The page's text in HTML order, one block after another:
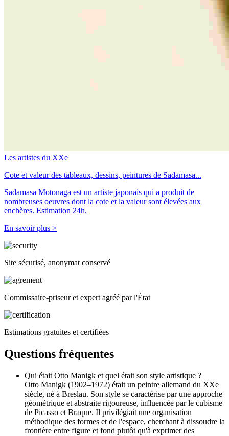
Les artistes du XXe
Cote et valeur des tableaux, dessins, peintures de Sadamasa...
Sadamasa Motonaga est un artiste japonais qui a produit de
nombreuses oeuvres dont la cote et la valeur sont élevées aux
enchères. Estimation 24h.
En savoir plus >
Site sécurisé, anonymat conservé
Commissaire-priseur et expert agréé par l'État
Estimations gratuites et certifiées
Questions fréquentes
Qui était Otto Manigk et quel était son style artistique ?
Otto Manigk (1902–1972) était un peintre allemand du XXe
siècle, né à Breslau. Son style se caractérise par une approche
géométrique et abstraite rigoureuse, influencée par le cubisme
de Picasso et Braque. Il privilégiait une organisation
méthodique des formes et de l'espace, cherchant à dissoudre la
frontière entre figure et fond plutôt qu'à exprimer des